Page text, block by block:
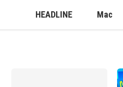
HEADLINE Mac